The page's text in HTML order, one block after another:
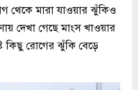
থেকে মারা যাওয়ার ঝুঁকিও
দেখা গেছে মাংস খাওয়ার
কিছু রোগের ঝুঁকি বেড়ে